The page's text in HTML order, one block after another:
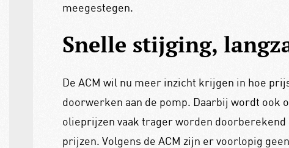
meegestegen.
Snelle stijging,
De ACM wil nu meer inzicht krijgen in hoe
doorwerken aan de pomp. Daarbij wordt ook
olieprijzen vaak trager worden doorberekend
prijzen. Volgens de ACM zijn er voorlopig